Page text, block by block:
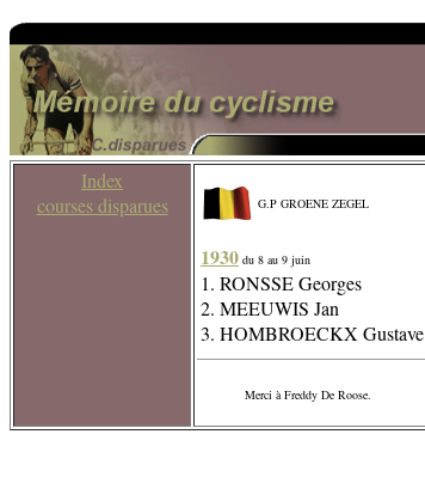
Index
courses disparues
G.P GROENE ZEGEL
1930 du 8 au 9 juin
1. RONSSE Georges
2. MEEUWIS Jan
3. HOMBROECKX Gustave
Merci à Freddy De Roose.